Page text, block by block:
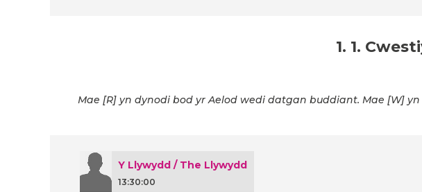
1. 1.
Mae [R] yn dynodi bod yr Aelod wedi datgan buddiant. Mae [W]
Y Llywydd / The Llywydd
13:30:00